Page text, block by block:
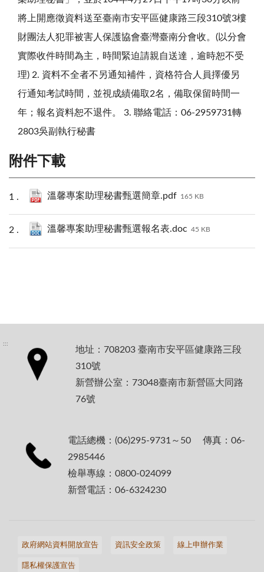
將上開應徵資料送至臺南市安平區健康路三段310號3樓
財團法人犯罪被害人保護協會臺灣臺南分會收。(以分會
實際收件時間為主，時間緊迫請親自送達，逾時恕不受
理) 2. 資料不全者不另通知補件，資格符合人員擇優另
行通知考試時間，並視成績備取2名，備取保留時間一
年；報名資料恕不退件。 3. 聯絡電話：06-2959731轉
2803吳副執行秘書
附件下載
溫馨專案助理秘書甄選簡章.pdf 165 KB
溫馨專案助理秘書甄選報名表.doc 45 KB
:::
地址：708203 臺南市安平區健康路三段
310號
新營辦公室：73048臺南市新營區大同路
76號
電話總機：(06)295-9731～50 傳真：06-
2985446
檢舉專線：0800-024099
新營電話：06-6324230
政府網站資料開放宣告 資訊安全政策 線上申辦作業
隱私權保護宣告